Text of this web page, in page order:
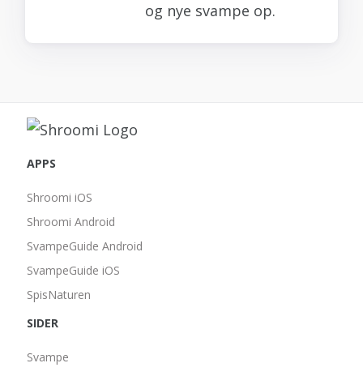
og nye svampe op.
APPS
Shroomi iOS
Shroomi Android
SvampeGuide Android
SvampeGuide iOS
SpisNaturen
SIDER
Svampe